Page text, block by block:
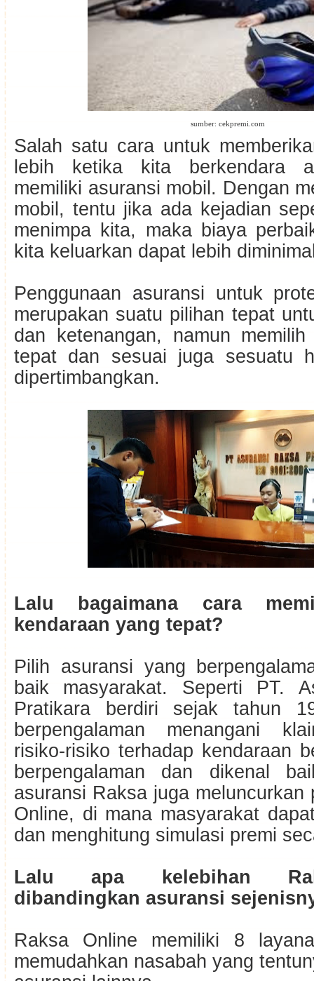
sumber: cekpremi.com
Salah satu cara untuk
lebih ketika kita berkendara
memiliki asuransi mobil. Dengan
mobil, tentu jika ada kejadian
menimpa kita, maka biaya
kita keluarkan dapat lebih
Penggunaan asuransi untuk
merupakan suatu pilihan tepat
dan ketenangan, namun
tepat dan sesuai juga sesuatu
dipertimbangkan.
Lalu bagaimana cara
kendaraan yang tepat?
Pilih asuransi yang
baik masyarakat. Seperti PT.
Pratikara berdiri sejak tahun
berpengalaman menangani
risiko-risiko terhadap kendaraan
berpengalaman dan dikenal
asuransi Raksa juga meluncurkan
Online, di mana masyarakat
dan menghitung simulasi premi
Lalu apa kelebihan
dibandingkan asuransi
Raksa Online memiliki 8
memudahkan nasabah yang